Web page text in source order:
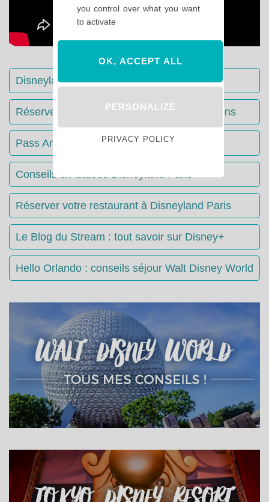
Disneyland Paris : Le guide complet
Réserver votre séjour : toutes les informations
Pass Annuels Disney : informations
Conseils & Astuces Disneyland Paris
Réserver votre restaurant à Disneyland Paris
Le Blog du Stream : tout savoir sur Disney+
Hello Orlando : conseils séjour Walt Disney World
you control over what you want
to activate
OK, ACCEPT ALL
PERSONALIZE
PRIVACY POLICY